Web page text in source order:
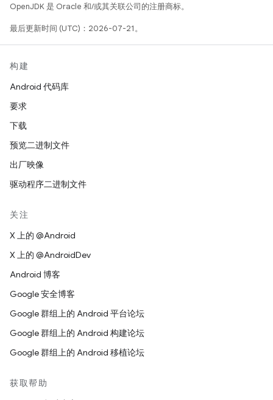
OpenJDK 是 Oracle 和/或其关联公司的注册商标。
最后更新时间 (UTC)：2026-07-21。
构建
Android 代码库
要求
下载
预览二进制文件
出厂映像
驱动程序二进制文件
关注
X 上的 @Android
X 上的 @AndroidDev
Android 博客
Google 安全博客
Google 群组上的 Android 平台论坛
Google 群组上的 Android 构建论坛
Google 群组上的 Android 移植论坛
获取帮助